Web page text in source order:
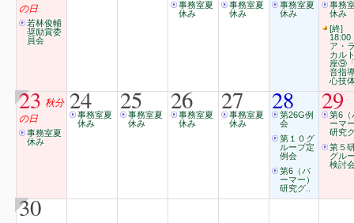
の日
若林俊輔
奨励賞委
員会
事務室夏
休み
事務室夏
休み
事務室夏
休み
事務
休み
[終]
18:00
ア・
カル
座⑨
音指
心技
23 秋分
の日
事務室夏
休み
24
事務室夏
休み
25
事務室夏
休み
26
事務室夏
休み
27
事務室夏
休み
28
第26G例
会
第１０グ
ループ定
例会
第6（パ
ーマー）
研究グ..
29
第6（
ーマ
研究
第５
グル
検討
30